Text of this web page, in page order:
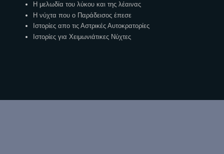
Η μελωδία του λύκου και της λέαινας
Η νύχτα που ο Παράδεισος έπεσε
Ιστορίες απο τις Αστρικές Αυτοκρατορίες
Ιστορίες για Χειμωνιάτικες Νύχτες